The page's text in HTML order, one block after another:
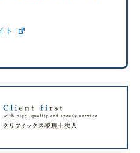
ト